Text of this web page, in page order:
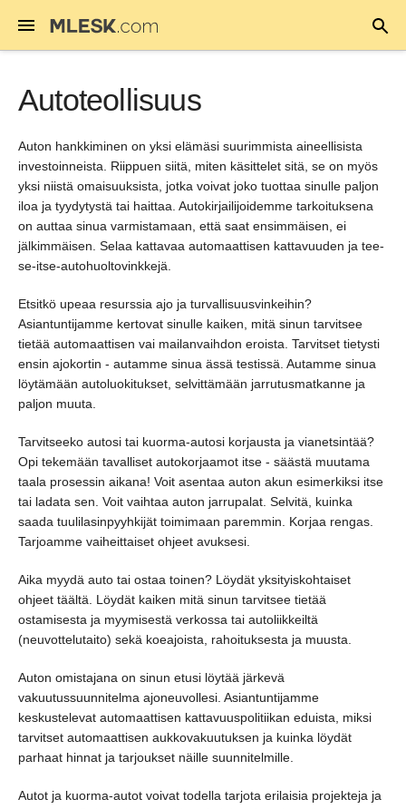
Autoteollisuus
Auton hankkiminen on yksi elämäsi suurimmista aineellisista
investoinneista. Riippuen siitä, miten käsittelet sitä, se on myös
yksi niistä omaisuuksista, jotka voivat joko tuottaa sinulle paljon
iloa ja tyydytystä tai haittaa. Autokirjailijoidemme tarkoituksena
on auttaa sinua varmistamaan, että saat ensimmäisen, ei
jälkimmäisen. Selaa kattavaa automaattisen kattavuuden ja tee-
se-itse-autohuoltovinkkejä.
Etsitkö upeaa resurssia ajo ja turvallisuusvinkeihin?
Asiantuntijamme kertovat sinulle kaiken, mitä sinun tarvitsee
tietää automaattisen vai mailanvaihdon eroista. Tarvitset tietysti
ensin ajokortin - autamme sinua ässä testissä. Autamme sinua
löytämään autoluokitukset, selvittämään jarrutusmatkanne ja
paljon muuta.
Tarvitseeko autosi tai kuorma-autosi korjausta ja vianetsintää?
Opi tekemään tavalliset autokorjaamot itse - säästä muutama
taala prosessin aikana! Voit asentaa auton akun esimerkiksi itse
tai ladata sen. Voit vaihtaa auton jarrupalat. Selvitä, kuinka
saada tuulilasinpyyhkijät toimimaan paremmin. Korjaa rengas.
Tarjoamme vaiheittaiset ohjeet avuksesi.
Aika myydä auto tai ostaa toinen? Löydät yksityiskohtaiset
ohjeet täältä. Löydät kaiken mitä sinun tarvitsee tietää
ostamisesta ja myymisestä verkossa tai autoliikkeiltä
(neuvottelutaito) sekä koeajoista, rahoituksesta ja muusta.
Auton omistajana on sinun etusi löytää järkevä
vakuutussuunnitelma ajoneuvollesi. Asiantuntijamme
keskustelevat automaattisen kattavuuspolitiikan eduista, miksi
tarvitset automaattisen aukkovakuutuksen ja kuinka löydät
parhaat hinnat ja tarjoukset näille suunnitelmille.
Autot ja kuorma-autot voivat todella tarjota erilaisia projekteja ja